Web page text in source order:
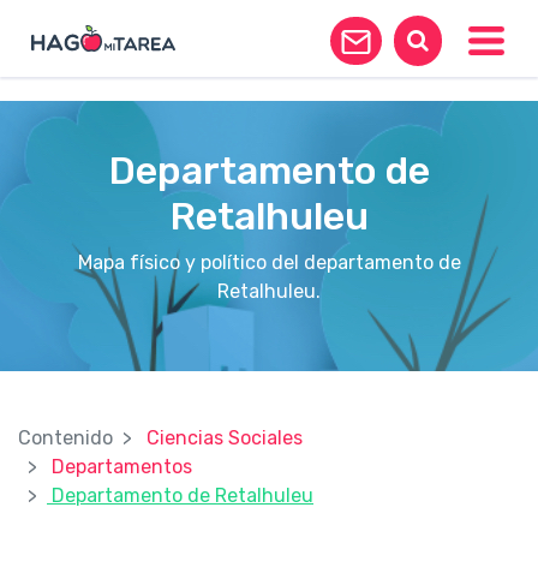
Departamento de
Retalhuleu
Mapa físico y político del departamento de
Retalhuleu.
Contenido
Ciencias Sociales
Departamentos
Departamento de Retalhuleu